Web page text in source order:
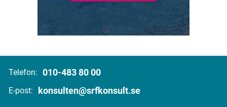
Telefon: 010-483 80 00
E-post: konsulten@srfkonsult.se